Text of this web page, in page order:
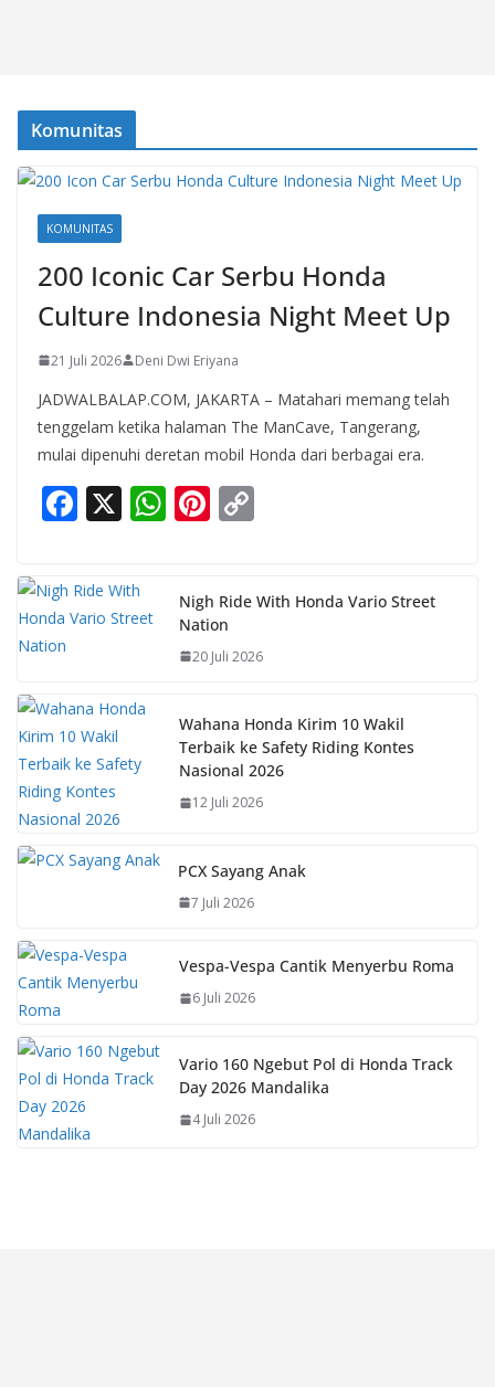
Komunitas
KOMUNITAS
200 Iconic Car Serbu Honda
Culture Indonesia Night Meet Up
21 Juli 2026 Deni Dwi Eriyana
JADWALBALAP.COM, JAKARTA – Matahari memang telah
tenggelam ketika halaman The ManCave, Tangerang,
mulai dipenuhi deretan mobil Honda dari berbagai era.
F
e
b
k
X W
s
A
p
Pi
e
st
y
Li
k
Nigh Ride With Honda Vario Street
Nation
20 Juli 2026
Wahana Honda Kirim 10 Wakil
Terbaik ke Safety Riding Kontes
Nasional 2026
12 Juli 2026
PCX Sayang Anak
7 Juli 2026
Vespa-Vespa Cantik Menyerbu Roma
6 Juli 2026
Vario 160 Ngebut Pol di Honda Track
Day 2026 Mandalika
4 Juli 2026